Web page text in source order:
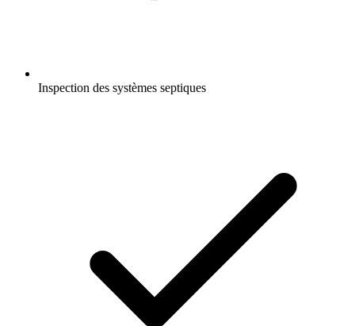
Inspection des systèmes septiques